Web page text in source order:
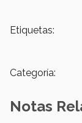
Etiquetas:
Categoría:
Notas